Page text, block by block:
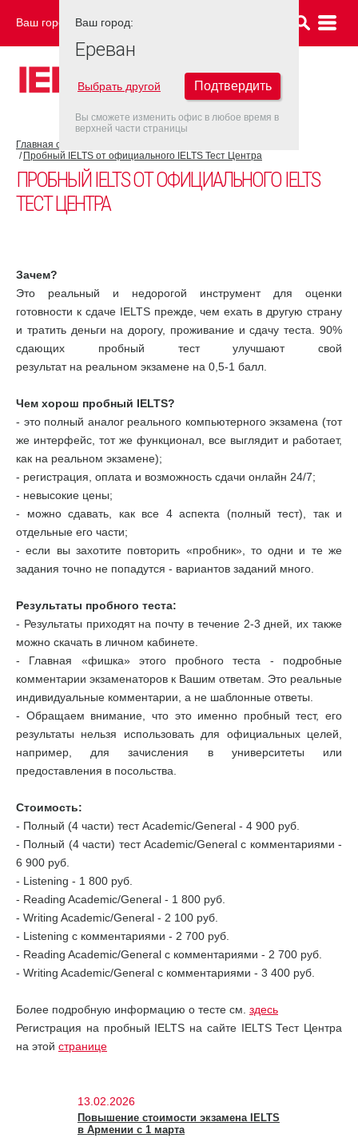
Ваш город: ЕРЕВАН
Главная страница
Пробный IELTS от официального IELTS Тест Центра
ПРОБНЫЙ IELTS ОТ ОФИЦИАЛЬНОГО IELTS
ТЕСТ ЦЕНТРА
Зачем?
Это реальный и недорогой инструмент для оценки
готовности к сдаче IELTS прежде, чем ехать в другую страну
и тратить деньги на дорогу, проживание и сдачу теста. 90%
сдающих пробный тест улучшают свой
результат на реальном экзамене на 0,5-1 балл.
Чем хорош пробный IELTS?
- это полный аналог реального компьютерного экзамена (тот
же интерфейс, тот же функционал, все выглядит и работает,
как на реальном экзамене);
- регистрация, оплата и возможность сдачи онлайн 24/7;
- невысокие цены;
- можно сдавать, как все 4 аспекта (полный тест), так и
отдельные его части;
- если вы захотите повторить «пробник», то одни и те же
задания точно не попадутся - вариантов заданий много.
Результаты пробного теста:
- Результаты приходят на почту в течение 2-3 дней, их также
можно скачать в личном кабинете.
- Главная «фишка» этого пробного теста - подробные
комментарии экзаменаторов к Вашим ответам. Это реальные
индивидуальные комментарии, а не шаблонные ответы.
- Обращаем внимание, что это именно пробный тест, его
результаты нельзя использовать для официальных целей,
например, для зачисления в университеты или
предоставления в посольства.
Стоимость:
- Полный (4 части) тест Academic/General - 4 900 руб.
- Полный (4 части) тест Academic/General с комментариями -
6 900 руб.
- Listening - 1 800 руб.
- Reading Academic/General - 1 800 руб.
- Writing Academic/General - 2 100 руб.
- Listening с комментариями - 2 700 руб.
- Reading Academic/General с комментариями - 2 700 руб.
- Writing Academic/General с комментариями - 3 400 руб.
Более подробную информацию о тесте см. здесь
Регистрация на пробный IELTS на сайте IELTS Тест Центра
на этой странице
13.02.2026
Повышение стоимости экзамена IELTS
в Армении с 1 марта
Ваш город:
Ереван
Выбрать другой Подтвердить
Вы сможете изменить офис в любое время в
верхней части страницы